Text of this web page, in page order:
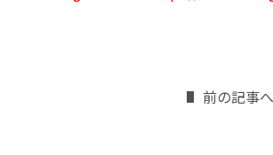
前の記事へ